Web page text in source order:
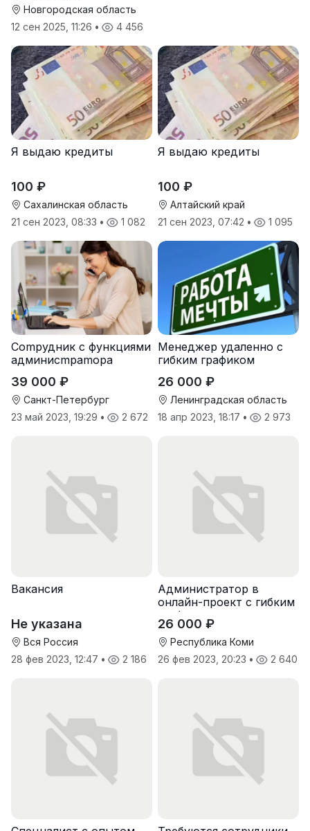
Новгородская область
12 сен 2025, 11:26 • 4 456
Я выдаю кредиты
100 ₽
Сахалинская область
21 сен 2023, 08:33 • 1 082
Я выдаю кредиты
100 ₽
Алтайский край
21 сен 2023, 07:42 • 1 095
Cоmpудник с функциями
админисmраmоpа
39 000 ₽
Санкт-Петербург
23 май 2023, 19:29 • 2 672
Менеджер удаленно с
гибким графиком
26 000 ₽
Ленинградская область
18 апр 2023, 18:17 • 2 973
Вакансия
Не указана
Вся Россия
28 фев 2023, 12:47 • 2 186
Администратор в
онлайн-проект с гибким
графиком
26 000 ₽
Республика Коми
26 фев 2023, 20:23 • 2 640